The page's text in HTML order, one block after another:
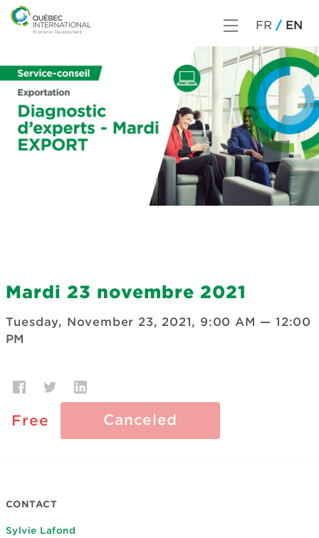
FR EN
Mardi 23 novembre 2021
Tuesday, November 23, 2021, 9:00 AM — 12:00
PM
Free Canceled
CONTACT
Sylvie Lafond